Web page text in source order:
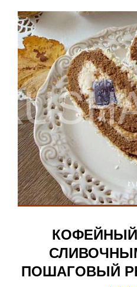
КОФЕЙНЫЙ
ПОШАГОВЫЙ